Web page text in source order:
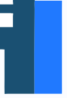
Улучшение
опыта
под ваш